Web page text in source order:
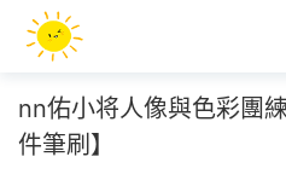
nn佑小将人像與色彩團
件筆刷】